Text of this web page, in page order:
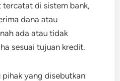
di sistem bank,
dana atau
ada atau tidak
sesuai tujuan kredit.
pihak yang disebutkan